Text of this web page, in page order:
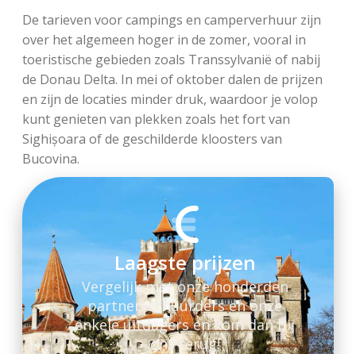
De tarieven voor campings en camperverhuur zijn
over het algemeen hoger in de zomer, vooral in
toeristische gebieden zoals Transsylvanië of nabij
de Donau Delta. In mei of oktober dalen de prijzen
en zijn de locaties minder druk, waardoor je volop
kunt genieten van plekken zoals het fort van
Sighișoara of de geschilderde kloosters van
Bucovina.
Laagste prijzen
Vergelijk met onze honderden
partnerverhuurders en onze
enkele uitdagers en kom dan bij
ons terug!